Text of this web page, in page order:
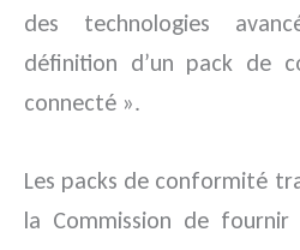
des technologies
définition d’un pack de
connecté ».
Les packs de conformité
la Commission de fournir